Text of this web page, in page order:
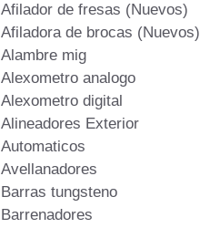
Afilador de fresas (Nuevos)
Afiladora de brocas (Nuevos)
Alambre mig
Alexometro analogo
Alexometro digital
Alineadores Exterior
Automaticos
Avellanadores
Barras tungsteno
Barrenadores